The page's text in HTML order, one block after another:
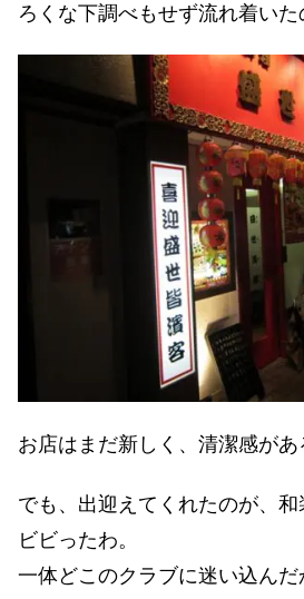
ろくな下調べもせず流れ着いた
お店はまだ新しく、清潔感があ
でも、出迎えてくれたのが、
ビビったわ。
一体どこのクラブに迷い込んだ